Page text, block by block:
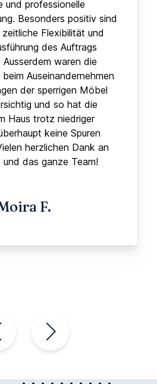
und professionelle
Besonders positiv sind
Flexibilität und
des Auftrags
Ausserdem waren die
Auseinandernehmen
der sperrigen Möbel
und so hat die
Haus trotz niedriger
keine Spuren
herzlichen Dank an
und das ganze Team!
F.